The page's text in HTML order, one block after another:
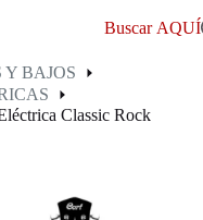
Buscar AQUÍ
BAJOS
Classic Rock